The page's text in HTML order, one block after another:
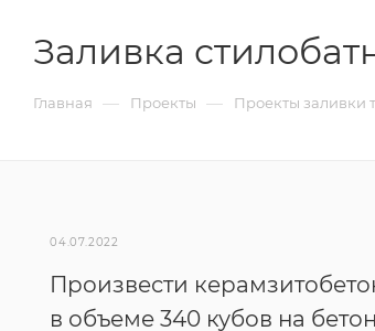
Заливка
Главная — Проекты — Проекты заливки
04.07.2022
Произвести
в объеме 340 кубов на